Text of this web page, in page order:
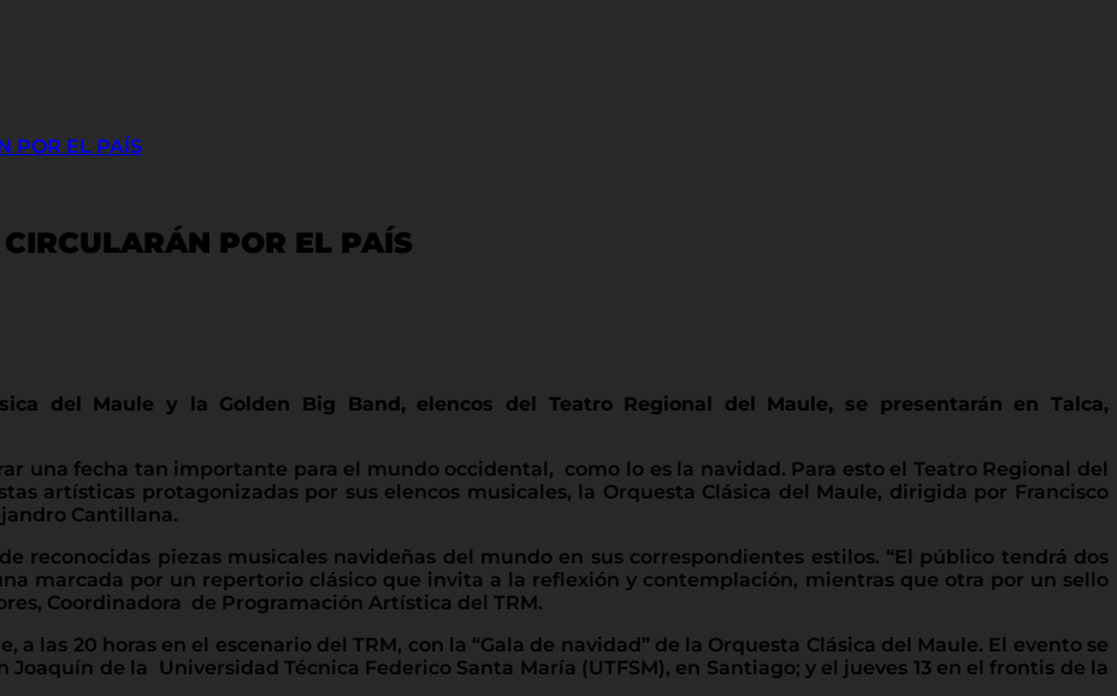
POR EL PAÍS
POR EL PAÍS
del Maule y la Golden Big Band, elencos del Teatro Regional del Maule, se presentarán en Talca,
una fecha tan importante para el mundo occidental, como lo es la navidad. Para esto el Teatro Regional del
artísticas protagonizadas por sus elencos musicales, la Orquesta Clásica del Maule, dirigida por Francisco
Cantillana.
reconocidas piezas musicales navideñas del mundo en sus correspondientes estilos. “El público tendrá dos
marcada por un repertorio clásico que invita a la reflexión y contemplación, mientras que otra por un sello
Coordinadora de Programación Artística del TRM.
las 20 horas en el escenario del TRM, con la “Gala de navidad” de la Orquesta Clásica del Maule. El evento se
de la Universidad Técnica Federico Santa María (UTFSM), en Santiago; y el jueves 13 en el frontis de la